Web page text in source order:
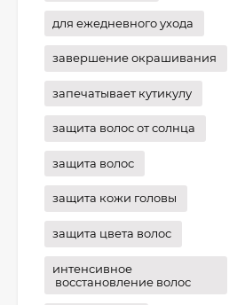
для ежедневного ухода
завершение окрашивания
запечатывает кутикулу
защита волос от солнца
защита волос
защита кожи головы
защита цвета волос
интенсивное
восстановление волос